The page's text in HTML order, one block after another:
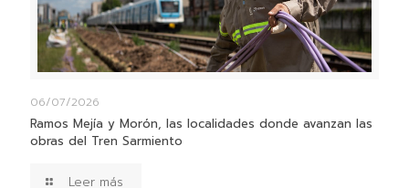
06/07/2026
Ramos Mejía y Morón, las localidades donde avanzan las
obras del Tren Sarmiento
Leer más